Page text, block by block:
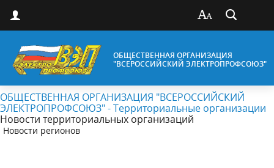
ОБЩЕСТВЕННАЯ ОРГАНИЗАЦИЯ
"ВСЕРОССИЙСКИЙ ЭЛЕКТРОПРОФСОЮЗ"
ОБЩЕСТВЕННАЯ ОРГАНИЗАЦИЯ "ВСЕРОССИЙСКИЙ
ЭЛЕКТРОПРОФСОЮЗ" - Территориальные организации
Новости территориальных организаций
Новости регионов